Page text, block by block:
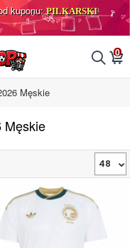
kuponu:PILKARSKI
󰂨 0
󰃦
Męskie
Męskie